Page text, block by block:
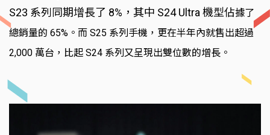
S23 系列同期增長了 8%，其中 S24 Ultra 機型佔據了
總銷量的 65%。而 S25 系列手機，更在半年內就售出超過
2,000 萬台，比起 S24 系列又呈現出雙位數的增長。